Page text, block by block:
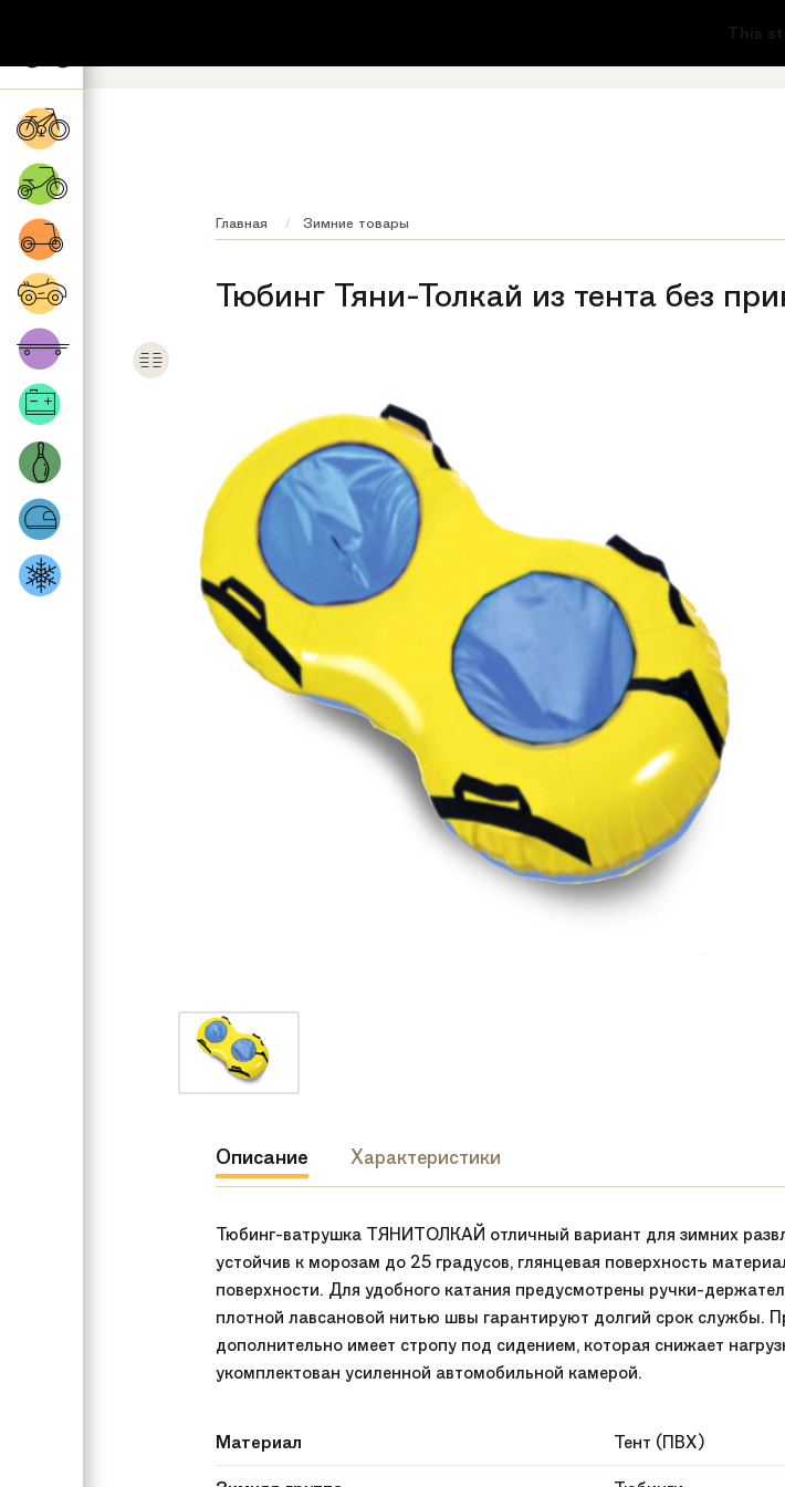
This
Главная Зимние товары
Тюбинг Тяни-Толкай из тента без
Описание Характеристики
Тюбинг-ватрушка ТЯНИТОЛКАЙ отличный вариант для зимних
устойчив к морозам до 25 градусов, глянцевая поверхность
поверхности. Для удобного катания предусмотрены ручки-
плотной лавсановой нитью швы гарантируют долгий срок службы.
дополнительно имеет стропу под сидением, которая снижает
укомплектован усиленной автомобильной камерой.
Материал
Тент (ПВХ)